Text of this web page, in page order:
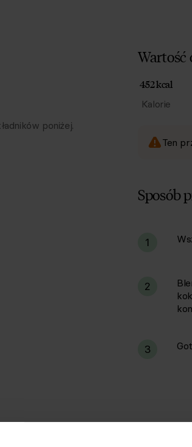
poniżej.
Wartość
452 kcal
Kalorie
Ten
i wagami
Sposób
1
2
3